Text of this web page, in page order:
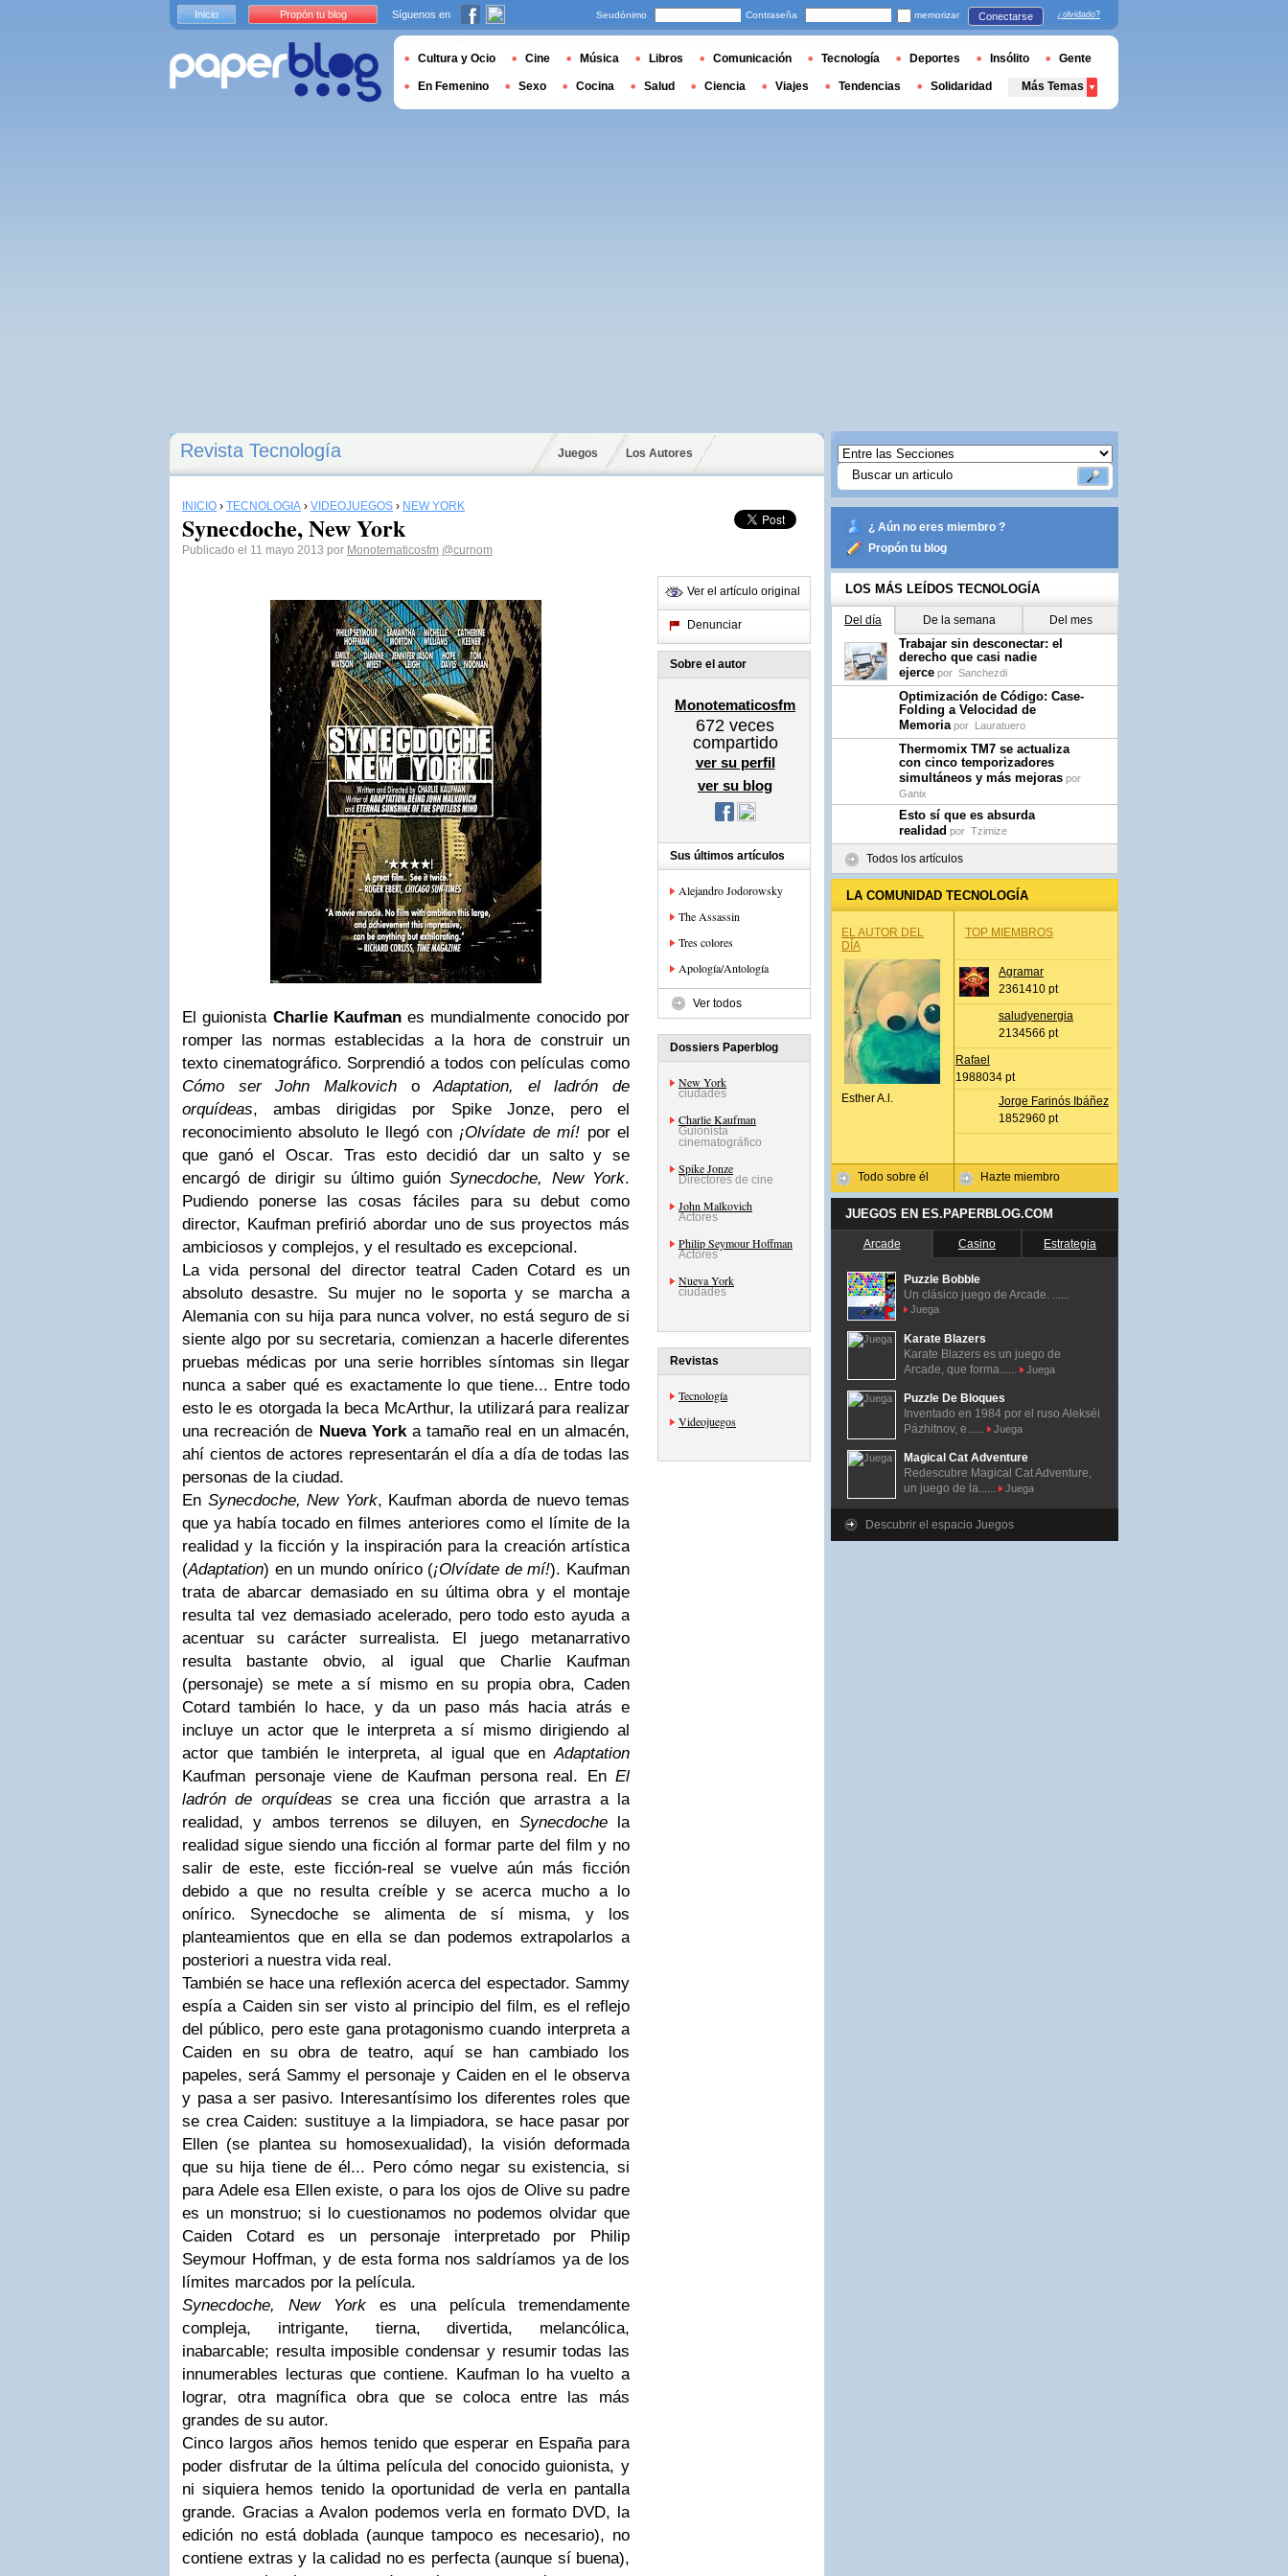
Revista Tecnología Juegos Los Autores
INICIO › TECNOLOGÍA › VIDEOJUEGOS › NEW YORK
Synecdoche, New York
Publicado el 11 mayo 2013 por Monotematicosfm @curnom
El guionista Charlie Kaufmanes mundialmente conocido por
romper las normas establecidas a la hora de construir un
texto cinematográfico. Sorprendió a todos con películas como
Cómo ser John MalkovichoAdaptation, el ladrón de
orquídeas, ambas dirigidas por Spike Jonze, pero el
reconocimiento absoluto le llegó con ¡Olvídate de mí! por el
que ganó el Oscar. Tras esto decidió dar un salto y se
encargó de dirigir su último guiónSynecdoche, New York.
Pudiendo ponerse las cosas fáciles para su debut como
director, Kaufman prefirió abordar uno de sus proyectos más
ambiciosos y complejos, y el resultado es excepcional.
La vida personal del director teatral Caden Cotard es un
absoluto desastre. Su mujer no le soporta y se marcha a
Alemania con su hija para nunca volver, no está seguro de si
siente algo por su secretaria, comienzan a hacerle diferentes
pruebas médicas por una serie horribles síntomas sin llegar
nunca a saber qué es exactamente lo que tiene... Entre todo
esto le es otorgada la beca McArthur, la utilizará para realizar
una recreación de Nueva Yorka tamaño real en un almacén,
ahí cientos de actores representarán el día a día de todas las
personas de la ciudad.
En Synecdoche, New York, Kaufman aborda de nuevo temas
que ya había tocado en filmes anteriores como el límite de la
realidad y la ficción y la inspiración para la creación artística
(Adaptation) en un mundo onírico (¡Olvídate de mí!). Kaufman
trata de abarcar demasiado en su última obra y el montaje
resulta tal vez demasiado acelerado, pero todo esto ayuda a
acentuar su carácter surrealista. El juego metanarrativo
resulta bastante obvio, al igual que Charlie Kaufman
(personaje) se mete a sí mismo en su propia obra, Caden
Cotard también lo hace, y da un paso más hacia atrás e
incluye un actor que le interpreta a sí mismo dirigiendo al
actor que también le interpreta, al igual que enAdaptation
Kaufman personaje viene de Kaufman persona real. En El
ladrón de orquídeas se crea una ficción que arrastra a la
realidad, y ambos terrenos se diluyen, en Synecdochela
realidad sigue siendo una ficción al formar parte del film y no
salir de este, este ficción-real se vuelve aún más ficción
debido a que no resulta creíble y se acerca mucho a lo
onírico. Synecdoche se alimenta de sí misma, y los
planteamientos que en ella se dan podemos extrapolarlos a
posteriori a nuestra vida real.
También se hace una reflexión acerca del espectador. Sammy
espía a Caiden sin ser visto al principio del film, es el reflejo
del público, pero este gana protagonismo cuando interpreta a
Caiden en su obra de teatro, aquí se han cambiado los
papeles, será Sammy el personaje y Caiden en el le observa
y pasa a ser pasivo. Interesantísimo los diferentes roles que
se crea Caiden: sustituye a la limpiadora, se hace pasar por
Ellen (se plantea su homosexualidad), la visión deformada
que su hija tiene de él... Pero cómo negar su existencia, si
para Adele esa Ellen existe, o para los ojos de Olive su padre
es un monstruo; si lo cuestionamos no podemos olvidar que
Caiden Cotard es un personaje interpretado por Philip
Seymour Hoffman, y de esta forma nos saldríamos ya de los
límites marcados por la película.
Synecdoche, New York es una película tremendamente
compleja, intrigante, tierna, divertida, melancólica,
inabarcable; resulta imposible condensar y resumir todas las
innumerables lecturas que contiene. Kaufman lo ha vuelto a
lograr, otra magnífica obra que se coloca entre las más
grandes de su autor.
Cinco largos años hemos tenido que esperar en España para
poder disfrutar de la última película del conocido guionista, y
ni siquiera hemos tenido la oportunidad de verla en pantalla
grande. Gracias a Avalon podemos verla en formato DVD, la
edición no está doblada (aunque tampoco es necesario), no
contiene extras y la calidad no es perfecta (aunque sí buena),
Ver el artículo original
Denunciar
Sobre el autor
Monotematicosfm
672 veces
compartido
ver su perfil
ver su blog
Sus últimos artículos
Alejandro Jodorowsky
The Assassin
Tres colores
Apología/Antología
Ver todos
Dossiers Paperblog
New York
ciudades
Charlie Kaufman
Guionista
cinematográfico
Spike Jonze
Directores de cine
John Malkovich
Actores
Philip Seymour Hoffman
Actores
Nueva York
ciudades
Revistas
Tecnología
Videojuegos
¿ Aún no eres miembro ?
Propón tu blog
LOS MÁS LEÍDOS TECNOLOGÍA
Del día De la semana Del mes
Trabajar sin desconectar: el
derecho que casi nadie
ejerce por Sanchezdi
Optimización de Código: Case-
Folding a Velocidad de
Memoria por Lauratuero
Thermomix TM7 se actualiza
con cinco temporizadores
simultáneos y más mejoras por
Ganix
Esto sí que es absurda
realidad por Tzimize
Todos los artículos
LA COMUNIDAD TECNOLOGÍA
EL AUTOR DEL
DÍA
Esther A.l.
Todo sobre él
TOP MIEMBROS
Agramar
2361410 pt
saludyenergia
2134566 pt
Rafael
1988034 pt
Jorge Farinós Ibáñez
1852960 pt
Hazte miembro
JUEGOS EN ES.PAPERBLOG.COM
Arcade Casino Estrategia
Puzzle Bobble
Un clásico juego de Arcade. ......
Juega
Karate Blazers
Karate Blazers es un juego de
Arcade, que forma......
Juega
Puzzle De Bloques
Inventado en 1984 por el ruso Alekséi
Pázhitnov, e......
Juega
Magical Cat Adventure
Redescubre Magical Cat Adventure,
un juego de la......
Juega
Descubrir el espacio Juegos
Inicio Propón tu blog Síguenos en Seudónimo Contraseña memorizar Conectarse ¿olvidado?
Cultura y Ocio Cine Música Libros Comunicación Tecnología Deportes Insólito Gente
En Femenino Sexo Cocina Salud Ciencia Viajes Tendencias Solidaridad Más Temas